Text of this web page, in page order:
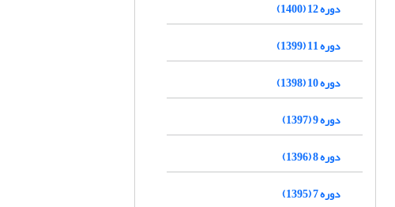
دوره 12 (1400)
دوره 11 (1399)
دوره 10 (1398)
دوره 9 (1397)
دوره 8 (1396)
دوره 7 (1395)